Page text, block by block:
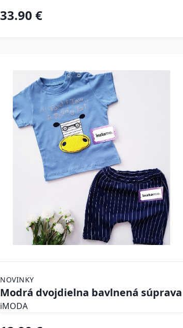
33.90 €
NOVINKY
Modrá dvojdielna bavlnená súprava
iMODA